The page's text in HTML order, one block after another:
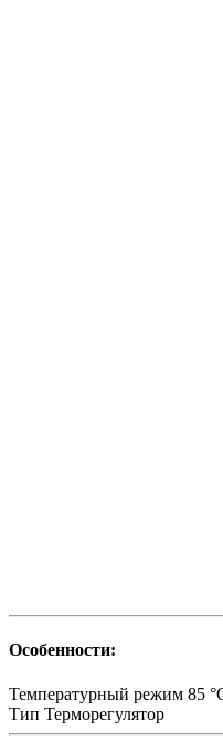
Особенности:
Температурный режим 85
Тип Терморегулятор